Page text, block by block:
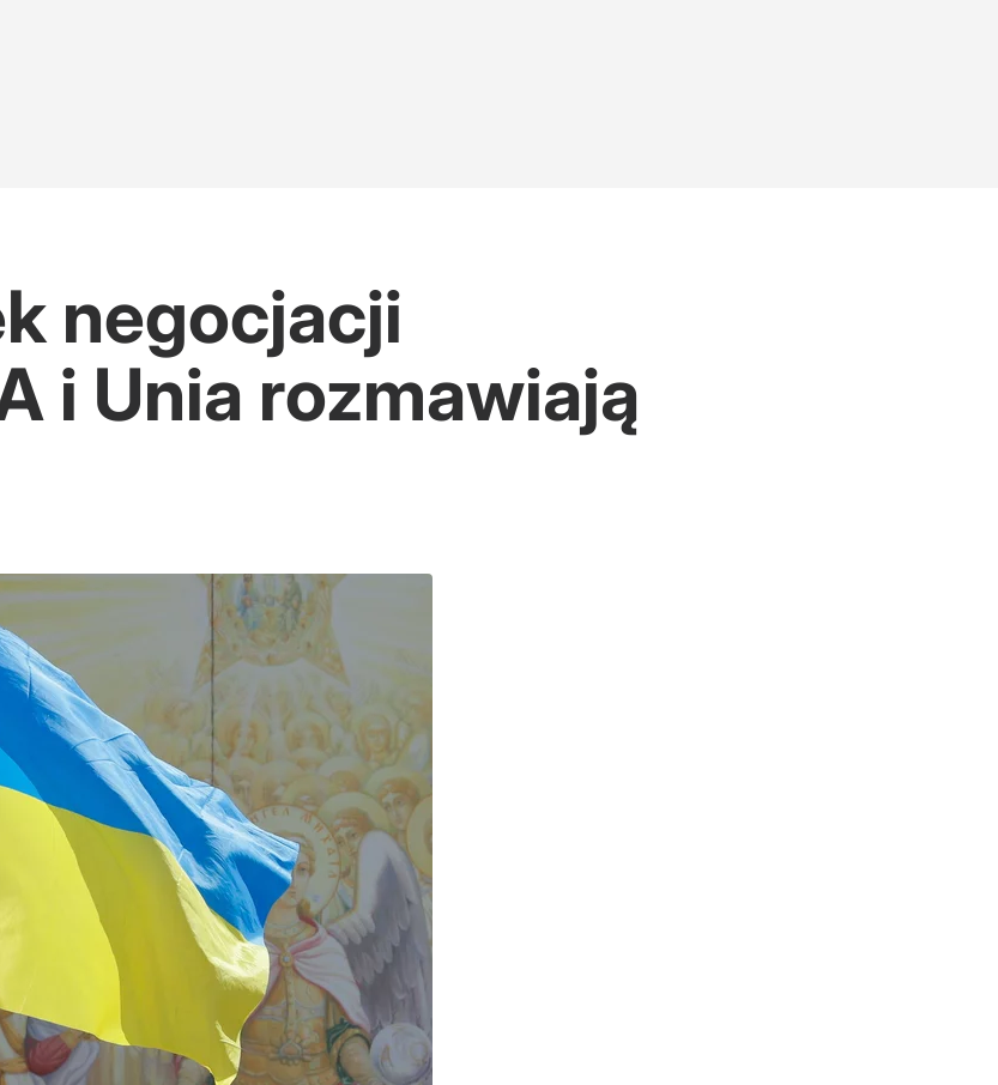
negocjacji
i Unia rozmawiają